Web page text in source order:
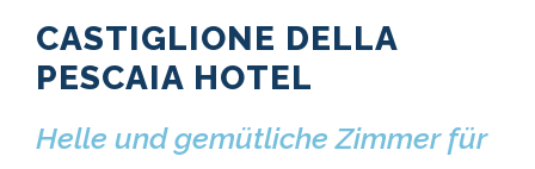
CASTIGLIONE DELLA
PESCAIA HOTEL
Helle und gemütliche Zimmer für